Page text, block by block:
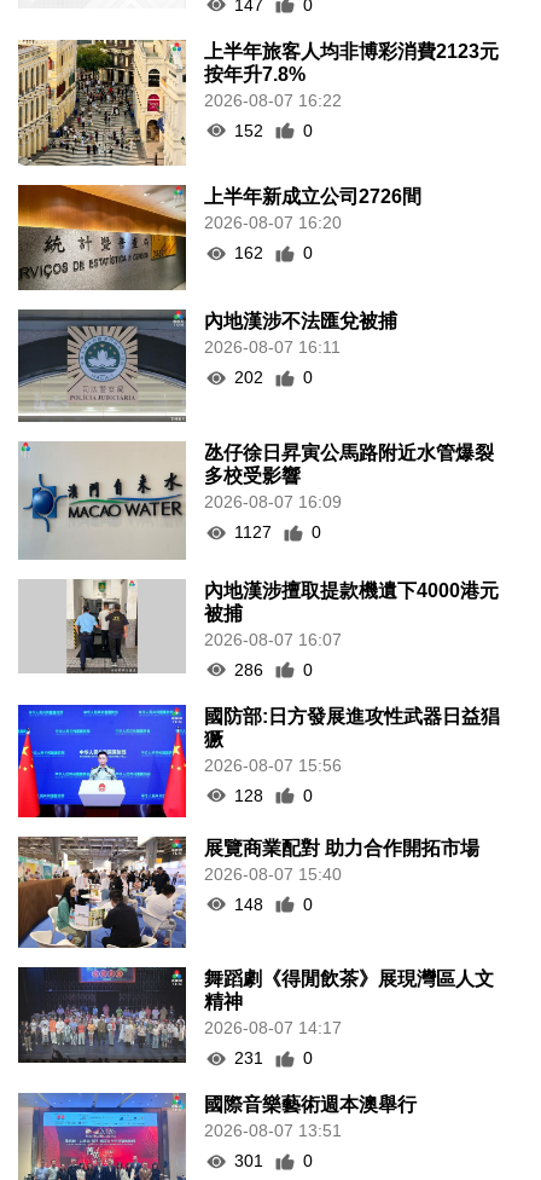
147
0
上半年旅客人均非博彩消費2123元
按年升7.8%
2026-08-07 16:22
152
0
上半年新成立公司2726間
2026-08-07 16:20
162
0
內地漢涉不法匯兌被捕
2026-08-07 16:11
202
0
氹仔徐日昇寅公馬路附近水管爆裂
多校受影響
2026-08-07 16:09
1127
0
內地漢涉擅取提款機遺下4000港元
被捕
2026-08-07 16:07
286
0
國防部:日方發展進攻性武器日益猖
獗
2026-08-07 15:56
128
0
展覽商業配對 助力合作開拓市場
2026-08-07 15:40
148
0
舞蹈劇《得閒飲茶》展現灣區人文
精神
2026-08-07 14:17
231
0
國際音樂藝術週本澳舉行
2026-08-07 13:51
301
0